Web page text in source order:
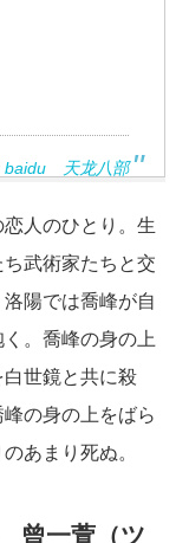
baidu 天龙八部
人のひとり。生
武術家たちと交
陽では喬峰が自
。喬峰の身の上
世鏡と共に殺
の身の上をばら
あまり死ぬ。
曾一萱（ツ